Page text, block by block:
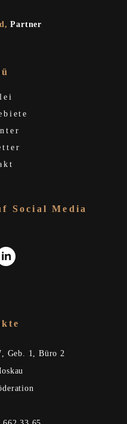
, Partner
Social Media
Geb. 1, Büro 2